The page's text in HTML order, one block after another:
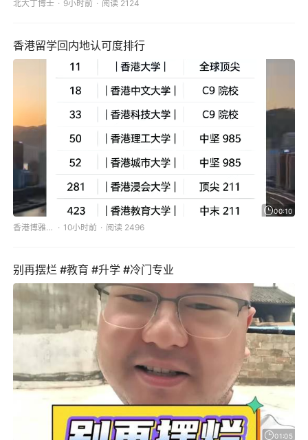
北大丁博士 9小时前 阅读 2124
香港留学回内地认可度排行
00:10
香港博雅国际教育研究院 10小时前 阅读 2496
别再摆烂 #教育 #升学 #冷门专业
01:05